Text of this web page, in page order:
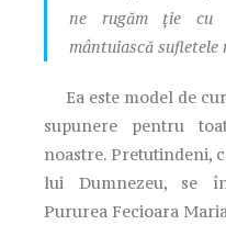
ne rugăm ţie cu
mântuiască sufletele
Ea este model de
supunere pentru
noastre. Pretutindeni,
lui Dumnezeu, se
Pururea Fecioara